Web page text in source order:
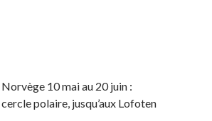
10 mai au 20 juin :
polaire, jusqu’aux Lofoten